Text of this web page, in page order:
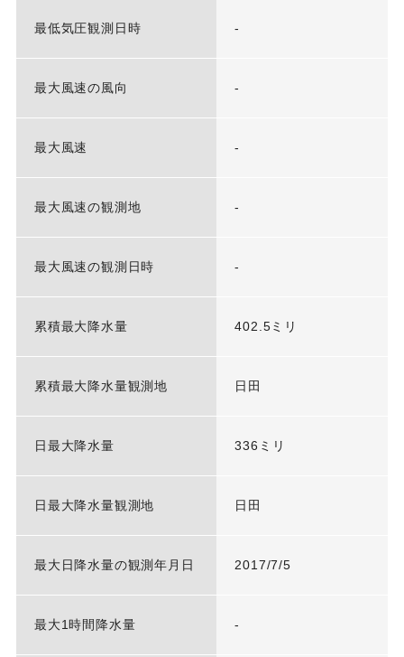
最低気圧観測日時 -
最大風速の風向 -
最大風速 -
最大風速の観測地 -
最大風速の観測日時 -
累積最大降水量 402.5ミリ
累積最大降水量観測地 日田
日最大降水量 336ミリ
日最大降水量観測地 日田
最大日降水量の観測年月日 2017/7/5
最大1時間降水量 -